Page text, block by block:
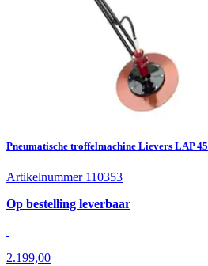
Pneumatische troffelmachine Lievers LAP 45
Artikelnummer 110353
Op bestelling leverbaar
2.199,00